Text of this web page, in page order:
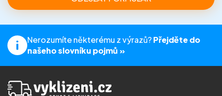
Nerozumíte některému z výrazů?Přejděte do
našeho slovníku pojmů »